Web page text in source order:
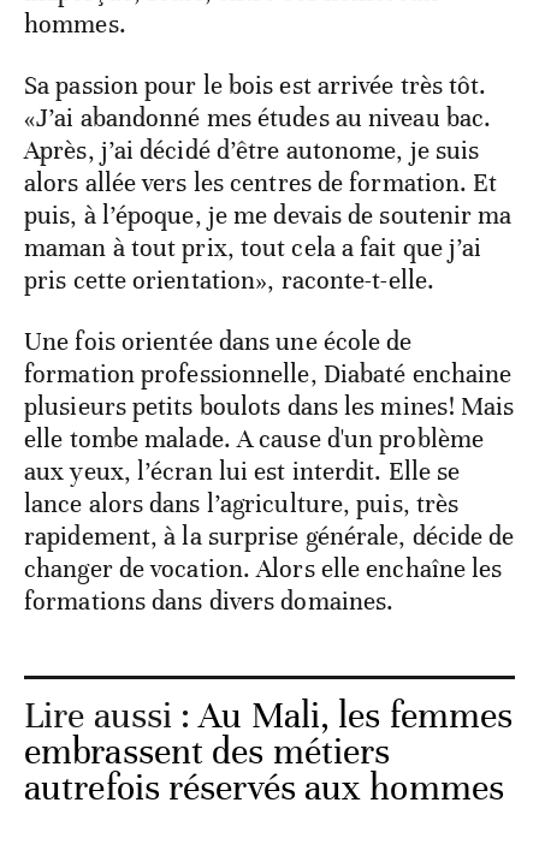
hommes.
Sa passion pour le bois est arrivée très tôt.
«J’ai abandonné mes études au niveau bac.
Après, j’ai décidé d’être autonome, je suis
alors allée vers les centres de formation. Et
puis, à l’époque, je me devais de soutenir ma
maman à tout prix, tout cela a fait que j’ai
pris cette orientation», raconte-t-elle.
Une fois orientée dans une école de
formation professionnelle, Diabaté enchaine
plusieurs petits boulots dans les mines! Mais
elle tombe malade. A cause d'un problème
aux yeux, l’écran lui est interdit. Elle se
lance alors dans l’agriculture, puis, très
rapidement, à la surprise générale, décide de
changer de vocation. Alors elle enchaîne les
formations dans divers domaines.
Lire aussi :Au Mali, les femmes
embrassent des métiers
autrefois réservés aux hommes